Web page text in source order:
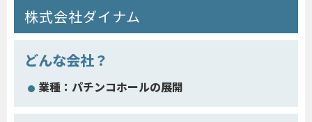
株式会社ダイナム
どんな会社？
業種：パチンコホールの展開